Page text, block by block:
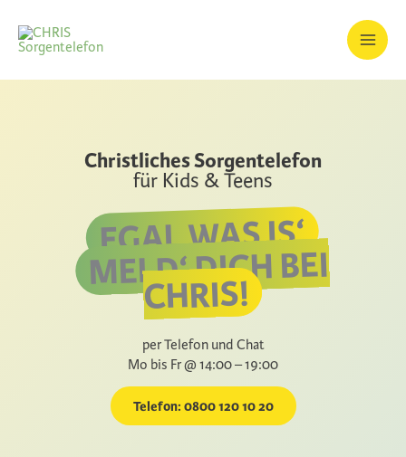
Inhalt
springen
Christliches Sorgentelefon
für Kids & Teens
EGAL WAS IS‘
MELD‘ DICH BEI
CHRIS!
per Telefon und Chat
Mo bis Fr @ 14:00 – 19:00
Telefon: 0800120 10 20